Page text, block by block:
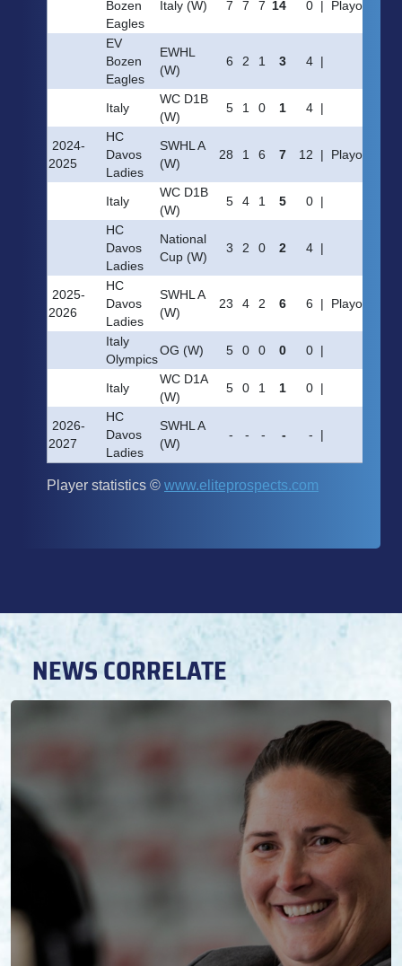
NEWS CORRELATE